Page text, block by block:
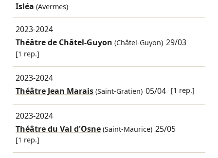
Isléa (Avermes)
2023-2024
Théâtre de Châtel-Guyon (Châtel-Guyon) 29/03
[1 rep.]
2023-2024
Théâtre Jean Marais(Saint-Gratien) 05/04 [1 rep.]
2023-2024
Théâtre du Val d'Osne(Saint-Maurice) 25/05
[1 rep.]